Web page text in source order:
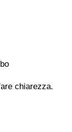
chiarezza.